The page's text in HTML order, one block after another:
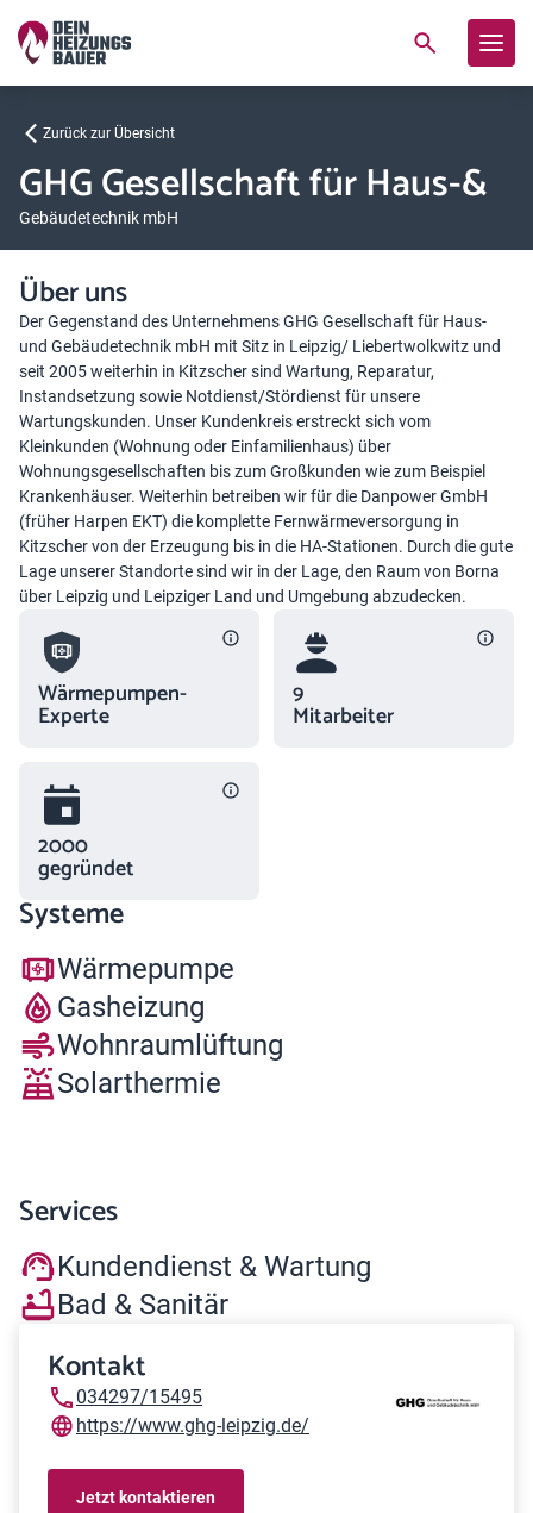
Zurück zur Übersicht
GHG Gesellschaft für Haus-&
Gebäudetechnik mbH
Über uns
Der Gegenstand des Unternehmens GHG Gesellschaft für Haus-
und Gebäudetechnik mbH mit Sitz in Leipzig/ Liebertwolkwitz und
seit 2005 weiterhin in Kitzscher sind Wartung, Reparatur,
Instandsetzung sowie Notdienst/Stördienst für unsere
Wartungskunden. Unser Kundenkreis erstreckt sich vom
Kleinkunden (Wohnung oder Einfamilienhaus) über
Wohnungsgesellschaften bis zum Großkunden wie zum Beispiel
Krankenhäuser. Weiterhin betreiben wir für die Danpower GmbH
(früher Harpen EKT) die komplette Fernwärmeversorgung in
Kitzscher von der Erzeugung bis in die HA-Stationen. Durch die gute
Lage unserer Standorte sind wir in der Lage, den Raum von Borna
über Leipzig und Leipziger Land und Umgebung abzudecken.
Wärmepumpen-
Experte
9
Mitarbeiter
2000
gegründet
Systeme
Wärmepumpe
Gasheizung
Wohnraumlüftung
Solarthermie
Services
Kundendienst & Wartung
Bad & Sanitär
Kontakt
034297/15495
https://www.ghg-leipzig.de/
Jetzt kontaktieren